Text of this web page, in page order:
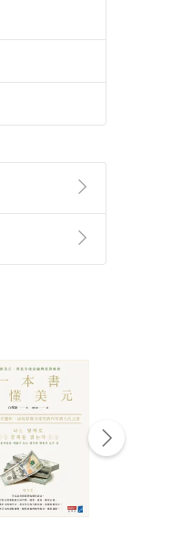
提供之數位
意若訂購後
訂單/ 退
成訂單